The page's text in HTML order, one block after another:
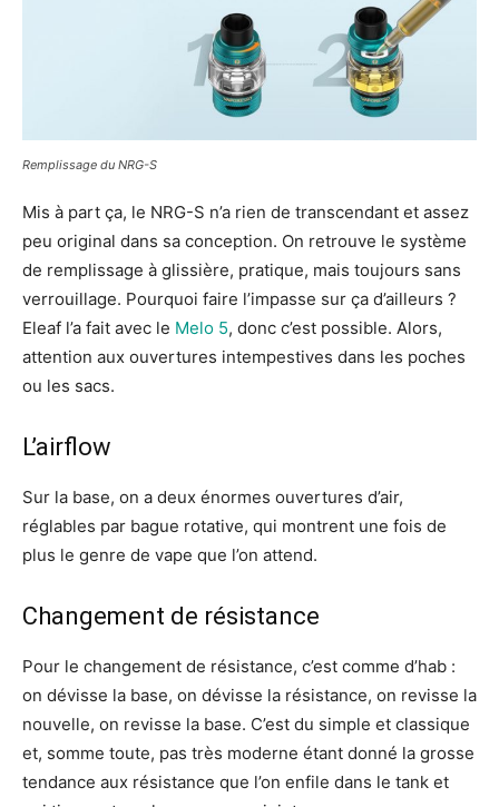
Remplissage du NRG-S
Mis à part ça, le NRG-S n’a rien de transcendant et assez
peu original dans sa conception. On retrouve le système
de remplissage à glissière, pratique, mais toujours sans
verrouillage. Pourquoi faire l’impasse sur ça d’ailleurs ?
Eleaf l’a fait avec le Melo 5, donc c’est possible. Alors,
attention aux ouvertures intempestives dans les poches
ou les sacs.
L’airflow
Sur la base, on a deux énormes ouvertures d’air,
réglables par bague rotative, qui montrent une fois de
plus le genre de vape que l’on attend.
Changement de résistance
Pour le changement de résistance, c’est comme d’hab :
on dévisse la base, on dévisse la résistance, on revisse la
nouvelle, on revisse la base. C’est du simple et classique
et, somme toute, pas très moderne étant donné la grosse
tendance aux résistance que l’on enfile dans le tank et